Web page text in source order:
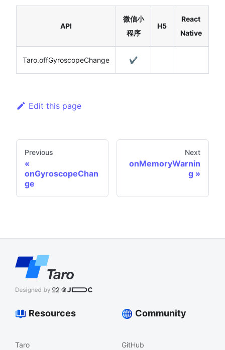
API
微信小
程序
H5
React
Native
Taro.offGyroscopeChange ✔️
Edit this page
Previous
onGyroscopeChan
ge
Next
onMemoryWarnin
g
Resources
Taro
Community
GitHub